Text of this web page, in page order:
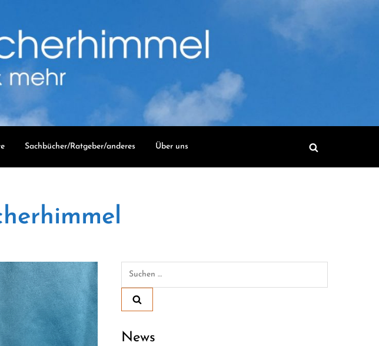
Sachbücher/Ratgeber/anderes Über uns
Suchen
News